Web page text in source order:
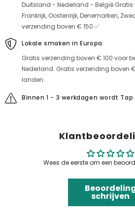
Duitsland - Nederland - België Gratis
Frankrijk, Oostenrijk, Denemarken,
verzending boven € 150 ✅
Lokale smaken in Europa
Gratis verzending boven € 100 voor
Nederland. Gratis verzending boven
landen.
Binnen 1 - 3 werkdagen wordt
Wees de eerste om een
schrijven